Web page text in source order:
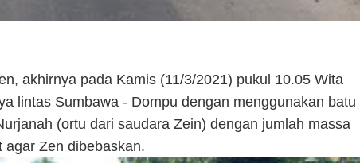
akhirnya pada Kamis (11/3/2021) pukul 10.05 Wita
lintas Sumbawa - Dompu dengan menggunakan batu
(ortu dari saudara Zein) dengan jumlah massa
agar Zen dibebaskan.